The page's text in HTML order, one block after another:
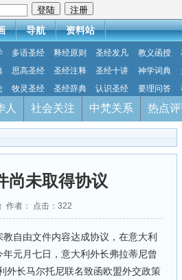
导航 资料站
多语圣经 释经原则 圣经发凡 教义函授
思高圣经 圣经注释 圣经十讲 神学词典
牧灵圣经 圣经辞典 认识圣经 要理问答
人 社会关注 中梵关系 热点
尚未取得协议
者： 点击： 322
自由文件内容达成协议，在意大利
元月七日，意大利外长弗拉蒂尼曾
外长马尔托尼联名致函欧盟外交政策